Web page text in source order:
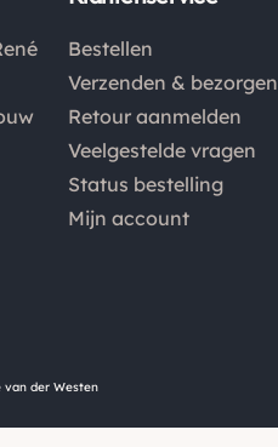
Bestellen
Verzenden & bezorgen
Retour aanmelden
Veelgestelde vragen
Status bestelling
Mijn account
van der Westen